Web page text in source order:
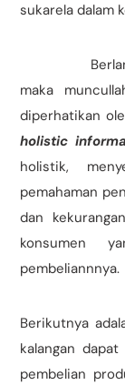
sukarela dalam
maka
diperhatikan
holistic
holistik,
pemahaman
dan
konsumen
pembeliannnya.
Berikutnya
kalangan
pembelian